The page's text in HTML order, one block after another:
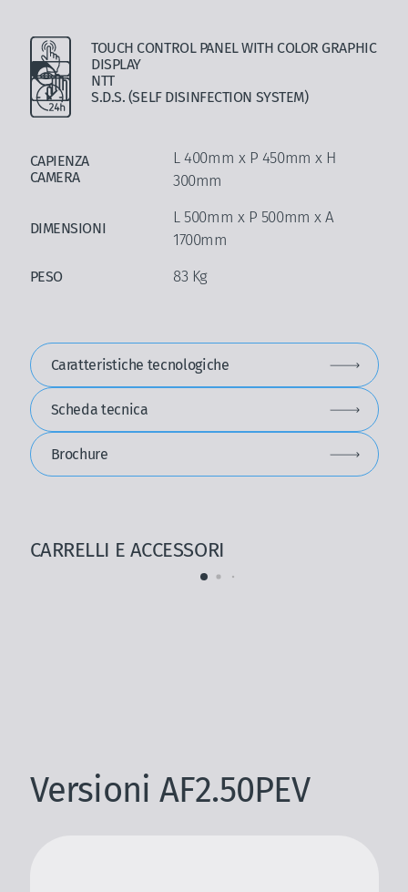
TOUCH CONTROL PANEL WITH COLOR GRAPHIC
DISPLAY
NTT
S.D.S. (SELF DISINFECTION SYSTEM)
CAPIENZA
CAMERA
L 400mm x P 450mm x H
300mm
DIMENSIONI
L 500mm x P 500mm x A
1700mm
PESO 83 Kg
Caratteristiche tecnologiche
Scheda tecnica
Brochure
CARRELLI E ACCESSORI
Versioni AF2.50PEV